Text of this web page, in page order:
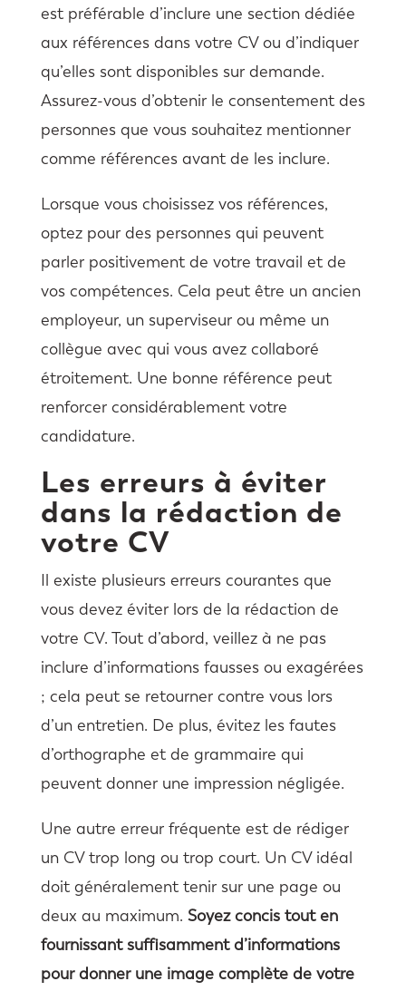
est préférable d’inclure une section dédiée
aux références dans votre CV ou d’indiquer
qu’elles sont disponibles sur demande.
Assurez-vous d’obtenir le consentement des
personnes que vous souhaitez mentionner
comme références avant de les inclure.
Lorsque vous choisissez vos références,
optez pour des personnes qui peuvent
parler positivement de votre travail et de
vos compétences. Cela peut être un ancien
employeur, un superviseur ou même un
collègue avec qui vous avez collaboré
étroitement. Une bonne référence peut
renforcer considérablement votre
candidature.
Les erreurs à éviter
dans la rédaction de
votre CV
Il existe plusieurs erreurs courantes que
vous devez éviter lors de la rédaction de
votre CV. Tout d’abord, veillez à ne pas
inclure d’informations fausses ou exagérées
; cela peut se retourner contre vous lors
d’un entretien. De plus, évitez les fautes
d’orthographe et de grammaire qui
peuvent donner une impression négligée.
Une autre erreur fréquente est de rédiger
un CV trop long ou trop court. Un CV idéal
doit généralement tenir sur une page ou
deux au maximum. Soyez concis tout en
fournissant suffisamment d’informations
pour donner une image complète de votre